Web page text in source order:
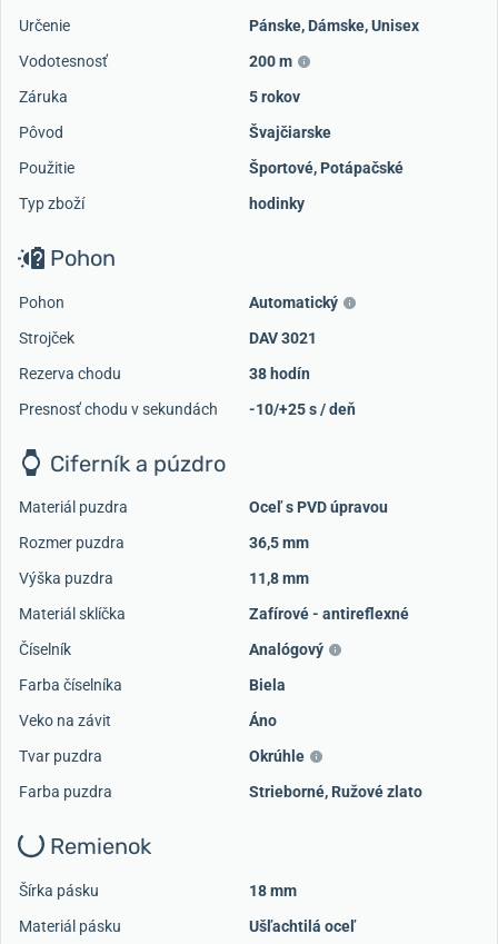
Určenie
Pánske, Dámske,Unisex
Vodotesnosť
200 m
Záruka
5 rokov
Pôvod
Švajčiarske
Použitie
Športové, Potápačské
Typ zboží
hodinky
Pohon
Pohon
Automatický
Strojček
DAV 3021
Rezerva chodu
38 hodín
Presnosť chodu v sekundách
-10/+25 s / deň
Ciferník a púzdro
Materiál puzdra
Oceľ s PVD úpravou
Rozmer puzdra
36,5 mm
Výška puzdra
11,8 mm
Materiál sklíčka
Zafírové - antireflexné
Číselník
Analógový
Farba číselníka
Biela
Veko na závit
Áno
Tvar puzdra
Okrúhle
Farba puzdra
Strieborné, Ružové zlato
Remienok
Šírka pásku
18 mm
Materiál pásku
Ušľachtilá oceľ